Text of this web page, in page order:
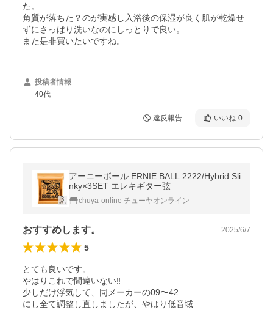
た。
角質が落ちた？のが実感し入浴後の保湿が良く肌が乾燥せ
ずにさっぱり洗いなのにしっとりで良い。
また是非買いたいですね。
投稿者情報
40代
違反報告 いいね 0
アーニーボール ERNIE BALL 2222/Hybrid Sli
nky×3SET エレキギター弦
chuya-online チューヤオンライン
おすすめします。 2025/6/7
5
とても良いです。
やはりこれで間違いない‼︎
少しだけ浮気して、同メーカーの09〜42
にし全て調整し直しましたが、やはり低音域